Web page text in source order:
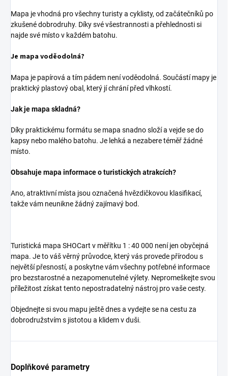
Mapa je vhodná pro všechny turisty a cyklisty, od začátečníků po
zkušené dobrodruhy. Díky své všestrannosti a přehlednosti si
najde své místo v každém batohu.
Je mapa voděodolná?
Mapa je papírová a tím pádem není voděodolná. Součástí mapy je
praktický plastový obal, který jí chrání před vlhkostí.
Jak je mapa skladná?
Díky praktickému formátu se mapa snadno složí a vejde se do
kapsy nebo malého batohu. Je lehká a nezabere téměř žádné
místo.
Obsahuje mapa informace o turistických atrakcích?
Ano, atraktivní místa jsou označená hvězdičkovou klasifikací,
takže vám neunikne žádný zajímavý bod.
Turistická mapa SHOCart v měřítku 1 : 40 000 není jen obyčejná
mapa. Je to váš věrný průvodce, který vás provede přírodou s
největší přesností, a poskytne vám všechny potřebné informace
pro bezstarostné a nezapomenutelné výlety. Nepromeškejte svou
příležitost získat tento nepostradatelný nástroj pro vaše cesty.
Objednejte si svou mapu ještě dnes a vydejte se na cestu za
dobrodružstvím s jistotou a klidem v duši.
Doplňkové parametry